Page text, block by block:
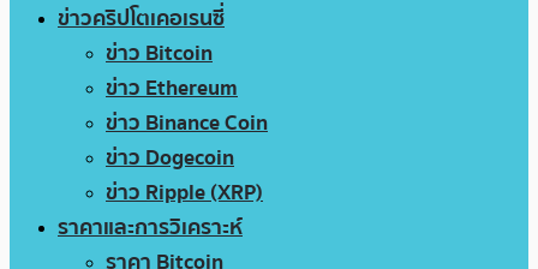
ข่าวคริปโตเคอเรนซี่
ข่าว Bitcoin
ข่าว Ethereum
ข่าว Binance Coin
ข่าว Dogecoin
ข่าว Ripple (XRP)
ราคาและการวิเคราะห์